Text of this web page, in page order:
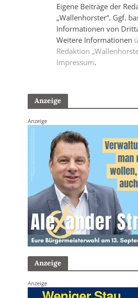
Eigene Beiträge der
„Wallenhorster“. Ggf.
Informationen von
Weitere Informationen
Redaktion
Impressum.
Anzeige
Anzeige
Anzeige
Anzeige